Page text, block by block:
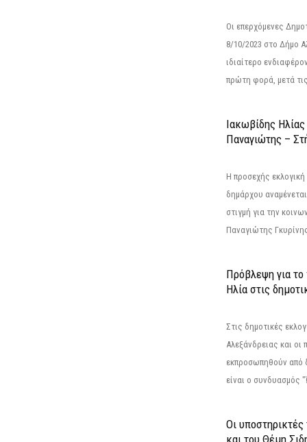
Οι επερχόμενες
8/10/2023 στο Δήμο
ιδιαίτερο
πρώτη φορά, μετά τις
Ιακωβίδης
Παναγιώτης –
Η προσεχής
δημάρχου
στιγμή για την
Παναγιώτης
Πρόβλεψη για
Ηλία στις
Στις δημοτικές
Αλεξάνδρειας και οι
εκπροσωπηθούν από
είναι ο συνδυασμός
Οι
και του Θέμη